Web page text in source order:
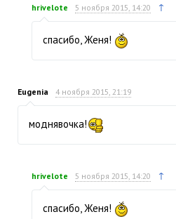
hrivelote 5 ноября 2015, 14:20 ↑
спасибо, Женя!
Eugenia 4 ноября 2015, 21:19
моднявочка!
hrivelote 5 ноября 2015, 14:20 ↑
спасибо, Женя!